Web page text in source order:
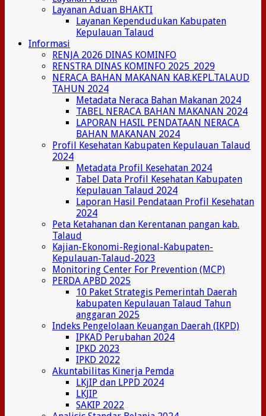
Layanan Aduan BHAKTI
Layanan Kependudukan Kabupaten
Kepulauan Talaud
Informasi
RENJA 2026 DINAS KOMINFO
RENSTRA DINAS KOMINFO 2025_2029
NERACA BAHAN MAKANAN KAB.KEPL.TALAUD
TAHUN 2024
Metadata Neraca Bahan Makanan 2024
TABEL NERACA BAHAN MAKANAN 2024
LAPORAN HASIL PENDATAAN NERACA
BAHAN MAKANAN 2024
Profil Kesehatan Kabupaten Kepulauan Talaud
2024
Metadata Profil Kesehatan 2024
Tabel Data Profil Kesehatan Kabupaten
Kepulauan Talaud 2024
Laporan Hasil Pendataan Profil Kesehatan
2024
Peta Ketahanan dan Kerentanan pangan kab.
Talaud
Kajian-Ekonomi-Regional-Kabupaten-
Kepulauan-Talaud-2023
Monitoring Center For Prevention (MCP)
PERDA APBD 2025
10 Paket Strategis Pemerintah Daerah
kabupaten Kepulauan Talaud Tahun
anggaran 2025
Indeks Pengelolaan Keuangan Daerah (IKPD)
IPKAD Perubahan 2024
IPKD 2023
IPKD 2022
Akuntabilitas Kinerja Pemda
LKjIP dan LPPD 2024
LKJIP
SAKIP 2022